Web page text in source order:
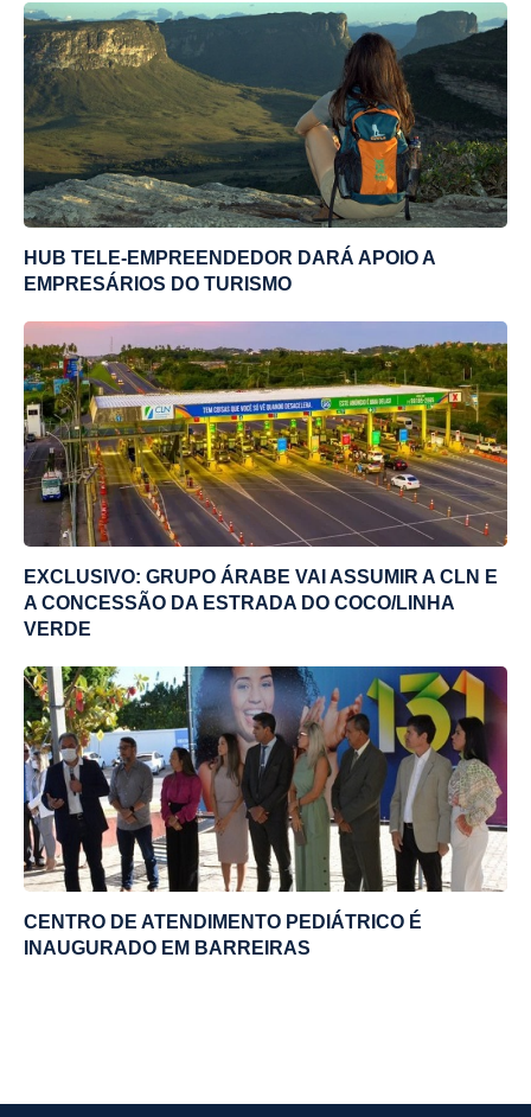
HUB TELE-EMPREENDEDOR DARÁ APOIO A
EMPRESÁRIOS DO TURISMO
EXCLUSIVO: GRUPO ÁRABE VAI ASSUMIR A CLN E
A CONCESSÃO DA ESTRADA DO COCO/LINHA
VERDE
CENTRO DE ATENDIMENTO PEDIÁTRICO É
INAUGURADO EM BARREIRAS